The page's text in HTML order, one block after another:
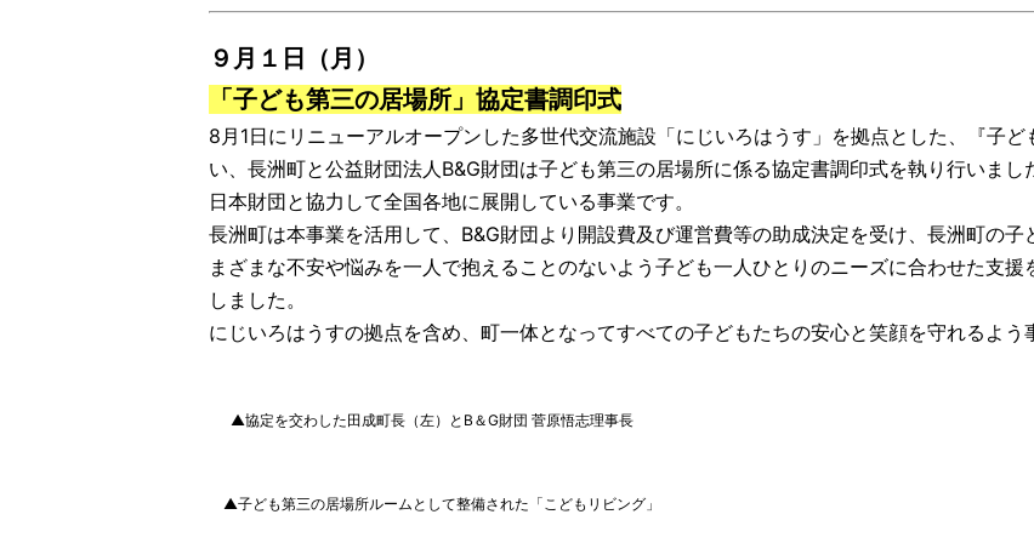
９月１日（月）
「子ども第三の居場所」協定書調印式
8月1日にリニューアルオープンした多世代交流施設「にじいろはうす」を拠点とした、『子
い、長洲町と公益財団法人B&G財団は子ども第三の居場所に係る協定書調印式を執り行いま
日本財団と協力して全国各地に展開している事業です。
長洲町は本事業を活用して、B&G財団より開設費及び運営費等の助成決定を受け、長洲町の
まざまな不安や悩みを一人で抱えることのないよう子ども一人ひとりのニーズに合わせた支
しました。
にじいろはうすの拠点を含め、町一体となってすべての子どもたちの安心と笑顔を守れるよう
▲協定を交わした田成町長（左）とB＆G財団 菅原悟志理事長
▲子ども第三の居場所ルームとして整備された「こどもリビング」